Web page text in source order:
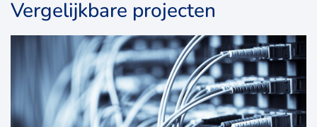
Vergelijkbare projecten